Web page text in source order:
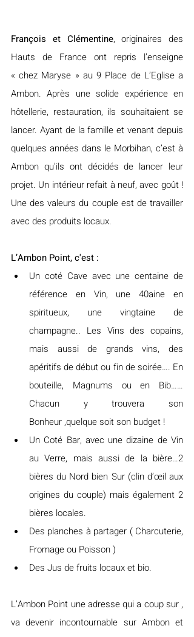
François et Clémentine, originaires des
Hauts de France ont repris l’enseigne
« chez Maryse » au 9 Place de L’Eglise a
Ambon. Après une solide expérience en
hôtellerie, restauration, ils souhaitaient se
lancer. Ayant de la famille et venant depuis
quelques années dans le Morbihan, c’est à
Ambon qu'ils ont décidés de lancer leur
projet. Un intérieur refait à neuf, avec goût !
Une des valeurs du couple est de travailler
avec des produits locaux.
L’Ambon Point, c'est :
Un coté Cave avec une centaine de
référence en Vin, une 40aine en
spiritueux, une vingtaine de
champagne.. Les Vins des copains,
mais aussi de grands vins, des
apéritifs de début ou fin de soirée…. En
bouteille, Magnums ou en Bib……
Chacun y trouvera son
Bonheur ,quelque soit son budget !
Un Coté Bar, avec une dizaine de Vin
au Verre, mais aussi de la bière…2
bières du Nord bien Sur (clin d’œil aux
origines du couple) mais également 2
bières locales.
Des planches à partager ( Charcuterie,
Fromage ou Poisson )
Des Jus de fruits locaux et bio.
L’Ambon Point une adresse qui a coup sur ,
va devenir incontournable sur Ambon et